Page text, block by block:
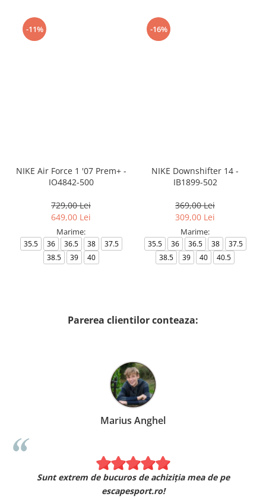
-11%
NIKE Air Force 1 '07 Prem+ -
IO4842-500
729,00 Lei
649,00 Lei
Marime:
35.5 36 36.5 38
37.5
38.5
39 40
-16%
NIKE Downshifter 14 -
IB1899-502
369,00 Lei
309,00 Lei
Marime:
35.5 36 36.5 38
37.5
38.5
39 40 40.5
Parerea clientilor conteaza:
Marius Anghel
Sunt extrem de bucuros de achiziția mea de pe
escapesport.ro!